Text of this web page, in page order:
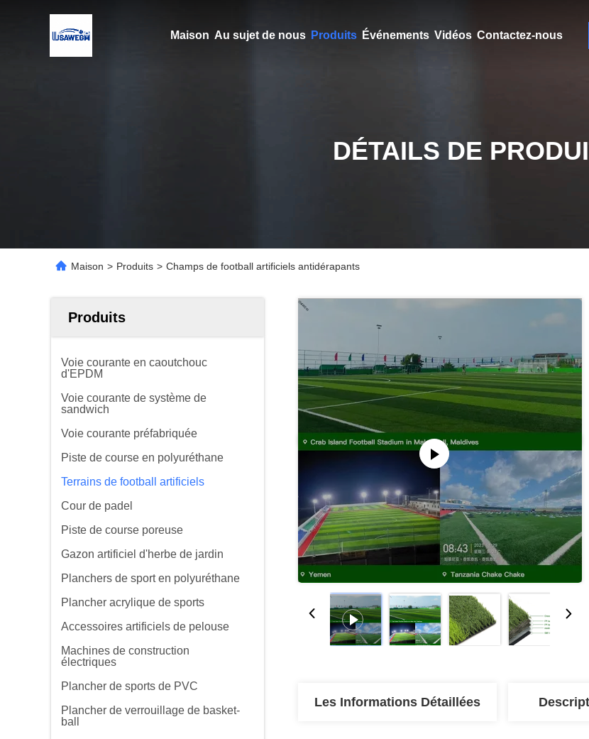
Maison Au sujet de nous Produits Événements Vidéos Contactez-nous
DÉTAILS DE
Maison > Produits > Champs de football artificiels antidérapants
Produits
Voie courante en caoutchouc
d'EPDM
Voie courante de système de
sandwich
Voie courante préfabriquée
Piste de course en polyuréthane
Terrains de football artificiels
Cour de padel
Piste de course poreuse
Gazon artificiel d'herbe de jardin
Planchers de sport en polyuréthane
Plancher acrylique de sports
Accessoires artificiels de pelouse
Machines de construction
électriques
Plancher de sports de PVC
Plancher de verrouillage de basket-
ball
Les Informations Détaillées